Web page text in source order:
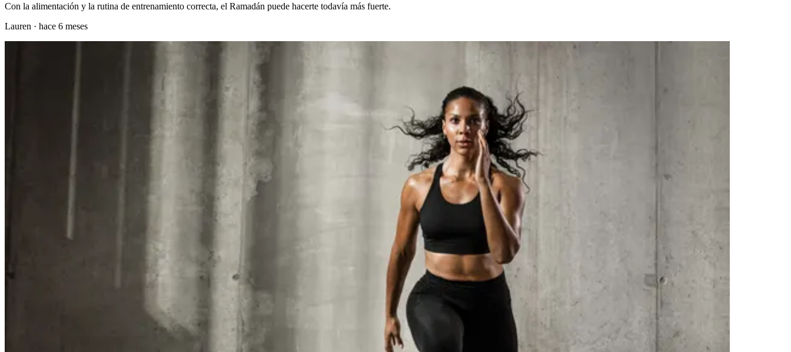
Con la alimentación y la rutina de entrenamiento correcta, el Ramadán puede hacerte todavía más fuerte.
Lauren · hace 6 meses